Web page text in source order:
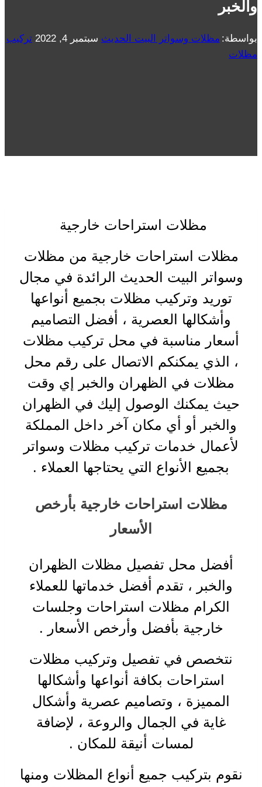
والخبر
بواسطة: مظلات وسواتر البيت الحديث سبتمبر 4, 2022
تركيب
مظلات
مظلات استراحات خارجية
مظلات استراحات خارجية من مظلات
وسواتر البيت الحديث الرائدة في مجال
توريد وتركيب مظلات بجميع أنواعها
وأشكالها العصرية ، أفضل التصاميم
أسعار مناسبة في محل تركيب مظلات
، الذي يمكنكم الاتصال على رقم محل
مظلات في الظهران والخبر إي وقت
حيث يمكنك الوصول إليك في الظهران
والخبر أو أي مكان آخر داخل المملكة
لأعمال خدمات تركيب مظلات وسواتر
بجميع الأنواع التي يحتاجها العملاء .
مظلات استراحات خارجية بأرخص
الأسعار
أفضل محل تفصيل مظلات الظهران
والخبر ، تقدم أفضل خدماتها للعملاء
الكرام مظلات استراحات وجلسات
خارجية بأفضل وأرخص الأسعار .
نتخصص في تفصيل وتركيب مظلات
استراحات بكافة أنواعها وأشكالها
المميزة ، وتصاميم عصرية وأشكال
غاية في الجمال والروعة ، لإضافة
لمسات أنيقة للمكان .
نقوم بتركيب جميع أنواع المظلات ومنها